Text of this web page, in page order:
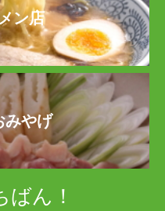
ン店
みやげ
ばん！